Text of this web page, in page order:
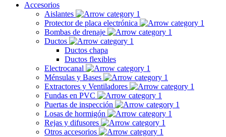
Accesorios
Aislantes
Protector de placa electrónica
Bombas de drenaje
Ductos
Ductos chapa
Ductos flexibles
Electrocanal
Ménsulas y Bases
Extractores y Ventiladores
Fundas en PVC
Puertas de inspección
Losas de hormigón
Rejas y difusores
Otros accesorios